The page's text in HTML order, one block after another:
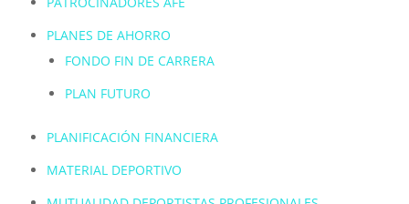
PLANES DE AHORRO
FONDO FIN DE CARRERA
PLAN FUTURO
PLANIFICACIÓN FINANCIERA
MATERIAL DEPORTIVO